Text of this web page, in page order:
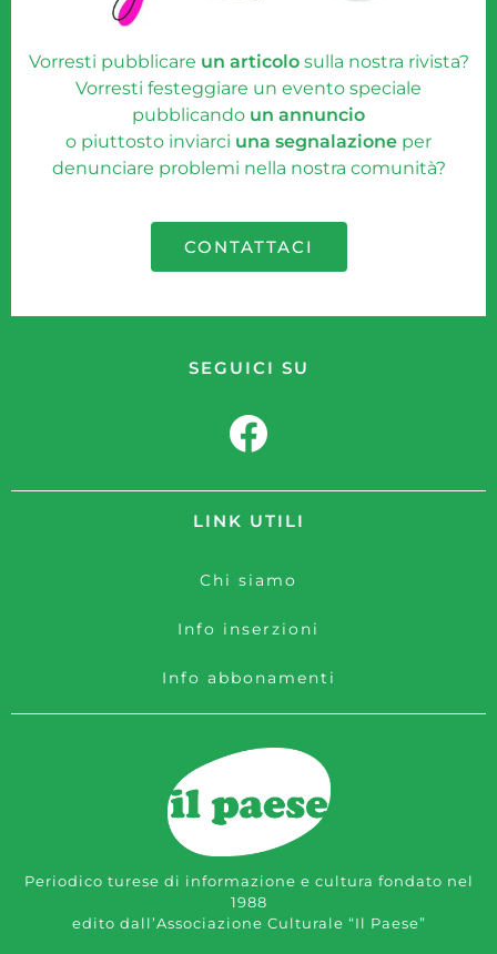
Vorresti pubblicare un articolosulla nostra rivista?
Vorresti festeggiare un evento speciale
pubblicando un annuncio
o piuttosto inviarci una segnalazione per
denunciare problemi nella nostra comunità?
CONTATTACI
Periodico turese di informazione e cultura fondato nel
1988
edito dall’Associazione Culturale “Il Paese”
LINK UTILI
Chi siamo
Info inserzioni
Info abbonamenti
SEGUICI SU